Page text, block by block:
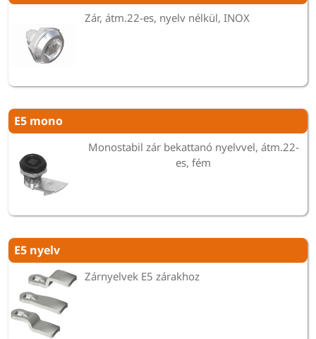
Zár, átm.22-es, nyelv nélkül, INOX
E5 mono
Monostabil zár bekattanó nyelvvel, átm.22-
es, fém
E5 nyelv
Zárnyelvek E5 zárakhoz